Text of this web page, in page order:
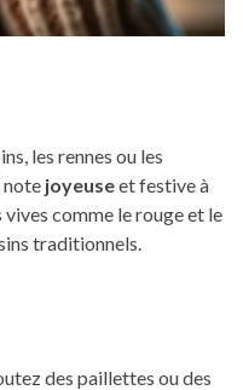
les rennes ou les
note joyeuseet festive à
comme le rouge et le
traditionnels.
des paillettes ou des